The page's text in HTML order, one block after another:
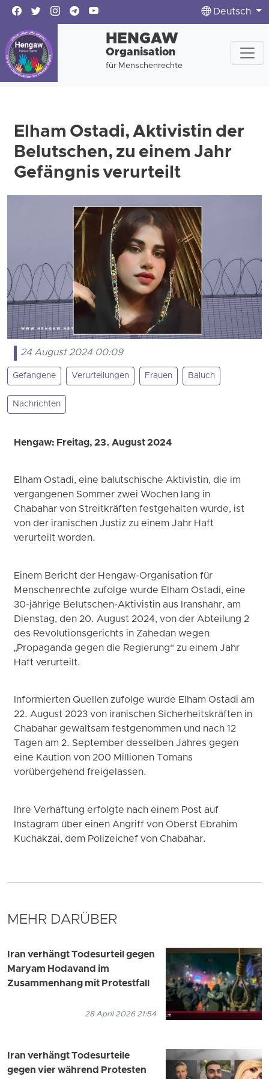
Deutsch
HENGAW
Organisation
für Menschenrechte
Elham Ostadi, Aktivistin der
Belutschen, zu einem Jahr
Gefängnis verurteilt
24 August 2024 00:09
Gefangene Verurteilungen Frauen Baluch
Nachrichten
Hengaw: Freitag, 23. August 2024
Elham Ostadi, eine balutschische Aktivistin, die im
vergangenen Sommer zwei Wochen lang in
Chabahar von Streitkräften festgehalten wurde, ist
von der iranischen Justiz zu einem Jahr Haft
verurteilt worden.
Einem Bericht der Hengaw-Organisation für
Menschenrechte zufolge wurde Elham Ostadi, eine
30-jährige Belutschen-Aktivistin aus Iranshahr, am
Dienstag, den 20. August 2024, von der Abteilung 2
des Revolutionsgerichts in Zahedan wegen
„Propaganda gegen die Regierung“ zu einem Jahr
Haft verurteilt.
Informierten Quellen zufolge wurde Elham Ostadi am
22. August 2023 von iranischen Sicherheitskräften in
Chabahar gewaltsam festgenommen und nach 12
Tagen am 2. September desselben Jahres gegen
eine Kaution von 200 Millionen Tomans
vorübergehend freigelassen.
Ihre Verhaftung erfolgte nach einem Post auf
Instagram über einen Angriff von Oberst Ebrahim
Kuchakzai, dem Polizeichef von Chabahar.
MEHR DARÜBER
Iran verhängt Todesurteil gegen
Maryam Hodavand im
Zusammenhang mit Protestfall
28 April 2026 21:54
Iran verhängt Todesurteile
gegen vier während Protesten